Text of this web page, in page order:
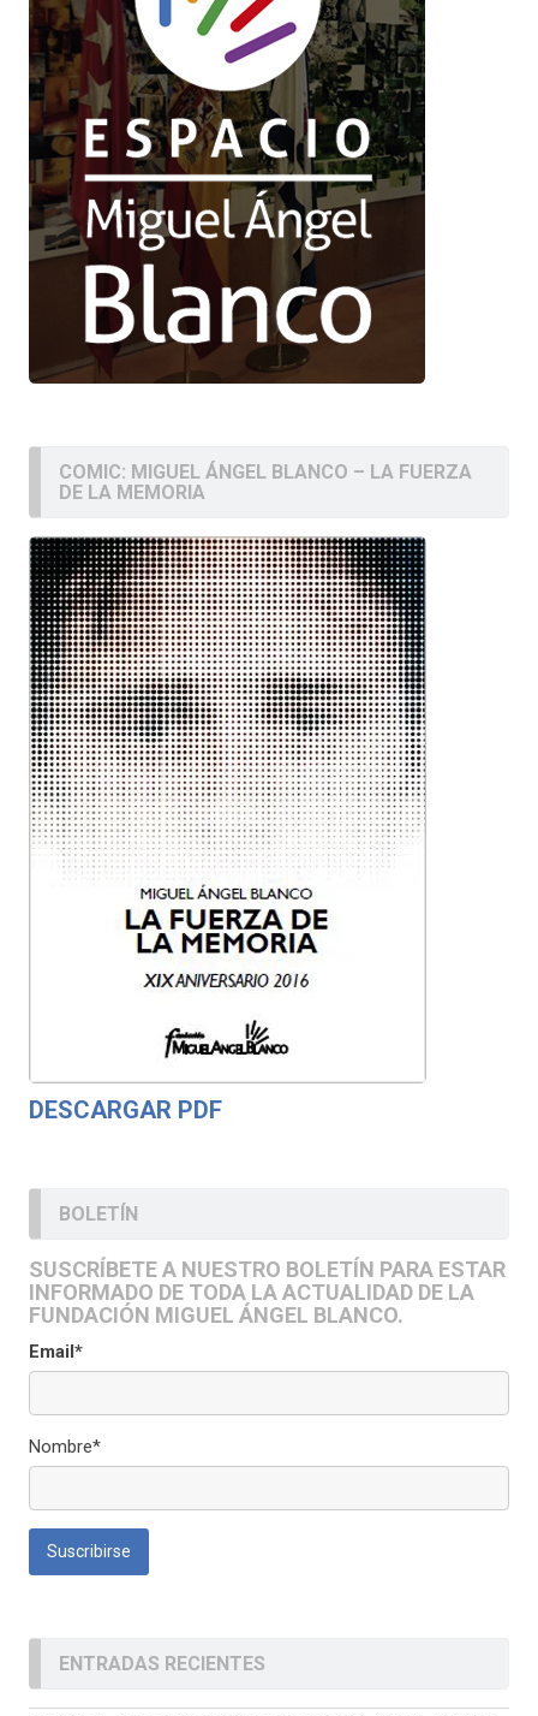
COMIC: MIGUEL ÁNGEL BLANCO – LA FUERZA
DE LA MEMORIA
DESCARGAR PDF
BOLETÍN
SUSCRÍBETE A NUESTRO BOLETÍN PARA ESTAR
INFORMADO DE TODA LA ACTUALIDAD DE LA
FUNDACIÓN MIGUEL ÁNGEL BLANCO.
Email*
Nombre*
ENTRADAS RECIENTES